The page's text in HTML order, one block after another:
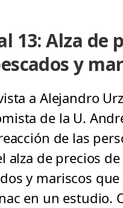
13: Alza de
y
a Alejandro
de la U.
de las
alza de precios de
y mariscos
en un estudio.